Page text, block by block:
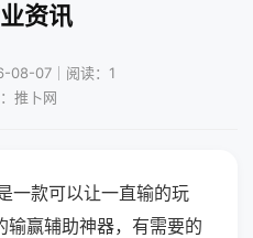
资讯
08-07｜阅读：1
推卜网
一款可以让一直输的玩
输赢辅助神器，有需要的